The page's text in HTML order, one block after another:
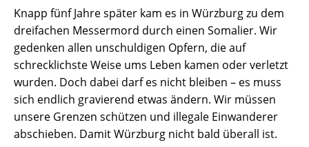
Knapp fünf Jahre später kam es in Würzburg zu dem
dreifachen Messermord durch einen Somalier. Wir
gedenken allen unschuldigen Opfern, die auf
schrecklichste Weise ums Leben kamen oder verletzt
wurden. Doch dabei darf es nicht bleiben – es muss
sich endlich gravierend etwas ändern. Wir müssen
unsere Grenzen schützen und illegale Einwanderer
abschieben. Damit Würzburg nicht bald überall ist.